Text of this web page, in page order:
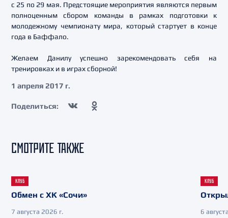
с 25 по 29 мая. Предстоящие мероприятия являются первым
полноценным сбором команды в рамках подготовки к
молодежному чемпионату мира, который стартует в конце
года в Баффало.
Желаем Данилу успешно зарекомендовать себя на
тренировках и в играх сборной!
1 апреля 2017 г.
Поделиться:
СМОТРИТЕ ТАКЖЕ
КЛУБ
Обмен с ХК «Сочи»
7 августа 2026 г.
КЛУБ
6